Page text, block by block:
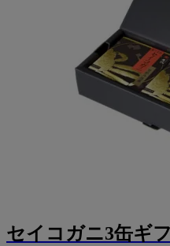
セイコガニ3缶ギ